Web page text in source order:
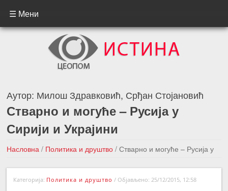
☰ Мени
Аутор: Милош Здравковић, Срђан Стојановић
Стварно и могуће – Русија у
Сирији и Украјини
Насловна / Политика и друштво / Стварно и могуће – Русија у
Сирији и Украјини
←Претходна вест
Следећа вест →
Категорија: Политика и друштво / Објављено: 25/12/2015, 12:58